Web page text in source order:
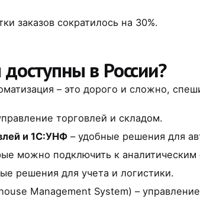
заказов сократилось на 30%.
в России?
– это дорого и сложно,
торговлей и складом.
и 1С:УНФ – удобные решения для
можно подключить к аналитическим
решения для учета и логистики.
Management System) –